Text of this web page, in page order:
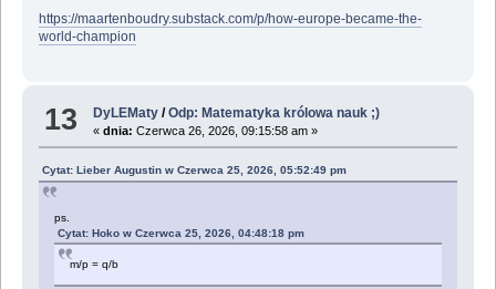
https://maartenboudry.substack.com/p/how-europe-became-the-
world-champion
13 DyLEMaty /Odp: Matematyka królowa nauk ;)
«dnia: Czerwca 26, 2026, 09:15:58 am »
Cytat: Lieber Augustin w Czerwca 25, 2026, 05:52:49 pm
ps.
Cytat: Hoko w Czerwca 25, 2026, 04:48:18 pm
m/p = q/b